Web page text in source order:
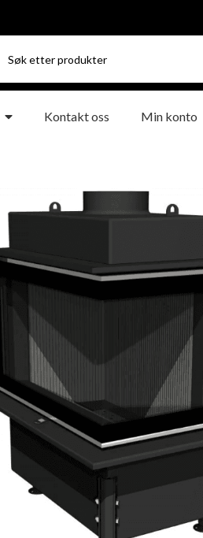
Kontakt oss Min konto